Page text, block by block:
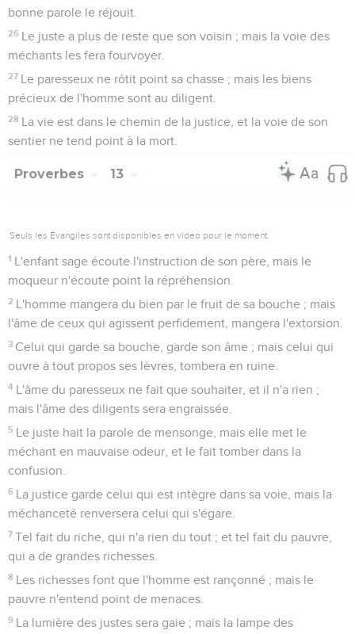
bonne parole le réjouit.
26 Le juste a plus de reste que son voisin ; mais la voie des
méchants les fera fourvoyer.
27 Le paresseux ne rôtit point sa chasse ; mais les biens
précieux de l'homme sont au diligent.
28 La vie est dans le chemin de la justice, et la voie de son
sentier ne tend point à la mort.
Proverbes 13
Seuls les Évangiles sont disponibles en vidéo pour le moment.
1 L'enfant sage écoute l'instruction de son père, mais le
moqueur n'écoute point la répréhension.
2 L'homme mangera du bien par le fruit de sa bouche ; mais
l'âme de ceux qui agissent perfidement, mangera l'extorsion.
3 Celui qui garde sa bouche, garde son âme ; mais celui qui
ouvre à tout propos ses lèvres, tombera en ruine.
4 L'âme du paresseux ne fait que souhaiter, et il n'a rien ;
mais l'âme des diligents sera engraissée.
5 Le juste hait la parole de mensonge, mais elle met le
méchant en mauvaise odeur, et le fait tomber dans la
confusion.
6 La justice garde celui qui est intègre dans sa voie, mais la
méchanceté renversera celui qui s'égare.
7 Tel fait du riche, qui n'a rien du tout ; et tel fait du pauvre,
qui a de grandes richesses.
8 Les richesses font que l'homme est rançonné ; mais le
pauvre n'entend point de menaces.
9 La lumière des justes sera gaie ; mais la lampe des